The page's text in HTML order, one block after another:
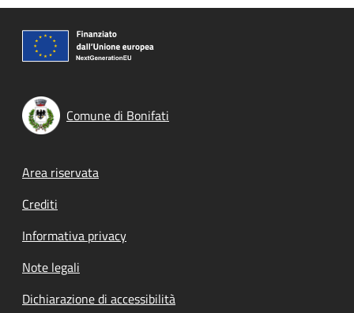
Comune di Bonifati
Footer menu
Area riservata
Crediti
Informativa privacy
Note legali
Dichiarazione di accessibilità